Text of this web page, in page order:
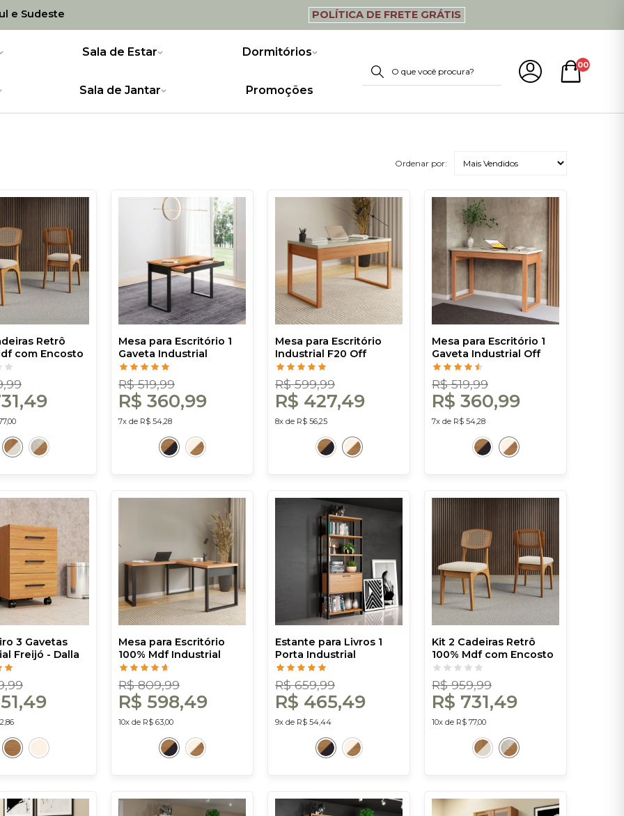
e Sudeste POLÍTICA DE FRETE GRÁTIS
Sala de Estar
Sala de Jantar
Dormitórios
Promoções
00
Ordenar por:
Retrô
com Encosto
Sintética
Rústico -
Mesa para Escritório 1
Gaveta Industrial
Freijó/Preto - Dalla
Costa
R$ 519,99
R$ 360,99
7x de R$ 54,28
Mesa para Escritório
Industrial F20 Off
White/Freijó - Dalla
Costa
R$ 599,99
R$ 427,49
8x de R$ 56,25
Mesa para Escritório 1
Gaveta Industrial Off
White/Freijó - Dalla
Costa
R$ 519,99
R$ 360,99
7x de R$ 54,28
3 Gavetas
Freijó - Dalla
Mesa para Escritório
100% Mdf Industrial
Freijó/Preto - Dalla
Costa
R$ 809,99
R$ 598,49
10x de R$ 63,00
Estante para Livros 1
Porta Industrial
Freijó/Preto - Dalla
Costa
R$ 659,99
R$ 465,49
9x de R$ 54,44
Kit 2 Cadeiras Retrô
100% Mdf com Encosto
em Palha Sintética
Freijó/Tweed Liso Claro
- Dalla Costa
R$ 959,99
R$ 731,49
10x de R$ 77,00